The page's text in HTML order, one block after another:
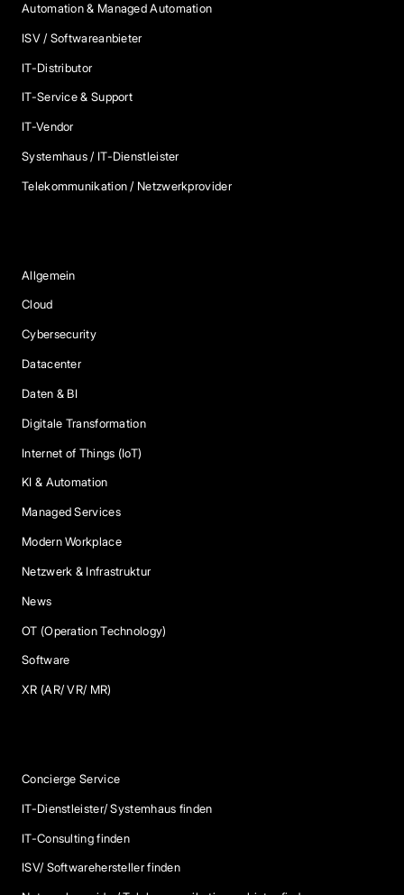
Automation & Managed Automation
ISV / Softwareanbieter
IT-Distributor
IT-Service & Support
IT-Vendor
Systemhaus / IT-Dienstleister
Telekommunikation / Netzwerkprovider
Allgemein
Cloud
Cybersecurity
Datacenter
Daten & BI
Digitale Transformation
Internet of Things (IoT)
KI & Automation
Managed Services
Modern Workplace
Netzwerk & Infrastruktur
News
OT (Operation Technology)
Software
XR (AR/ VR/ MR)
Concierge Service
IT-Dienstleister/ Systemhaus finden
IT-Consulting finden
ISV/ Softwarehersteller finden